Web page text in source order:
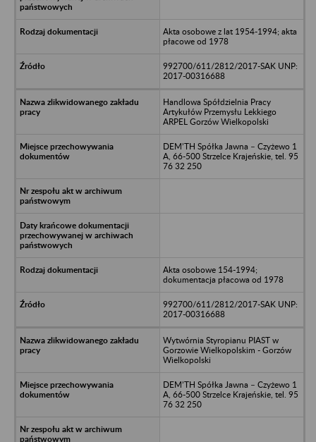
Akta osobowe z lat 1954-1994; akta
płacowe od 1978
992700/611/2812/2017-SAK UNP:
2017-00316688
Handlowa Spółdzielnia Pracy
Artykułów Przemysłu Lekkiego
ARPEL Gorzów Wielkopolski
DEM’TH Spółka Jawna – Czyżewo 1
A, 66-500 Strzelce Krajeńskie, tel. 95
76 32 250
Akta osobowe 154-1994;
dokumentacja płacowa od 1978
992700/611/2812/2017-SAK UNP:
2017-00316688
Wytwórnia Styropianu PIAST w
Gorzowie Wielkopolskim - Gorzów
Wielkopolski
DEM’TH Spółka Jawna – Czyżewo 1
A, 66-500 Strzelce Krajeńskie, tel. 95
76 32 250